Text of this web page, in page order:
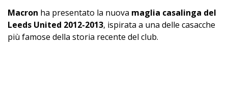
Macron ha presentato la nuova maglia casalinga del
Leeds United 2012-2013, ispirata a una delle casacche
più famose della storia recente del club.